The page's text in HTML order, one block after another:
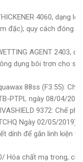
4060, dạng
đặc); quy cách đóng
AGENT 2403,
dụng bôi trơn cho
88ss (F3.55):
PTPL ngày 08/04/
9372: Chế
Ngày 02/05/2019)
dính để gắn linh kiện
Hóa chất mạ trong,